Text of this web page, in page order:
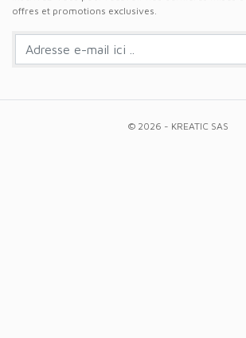
offres et promotions exclusives.
© 2026 - KREATIC SAS